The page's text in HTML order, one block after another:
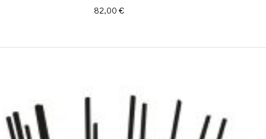
Prix
82,00 €